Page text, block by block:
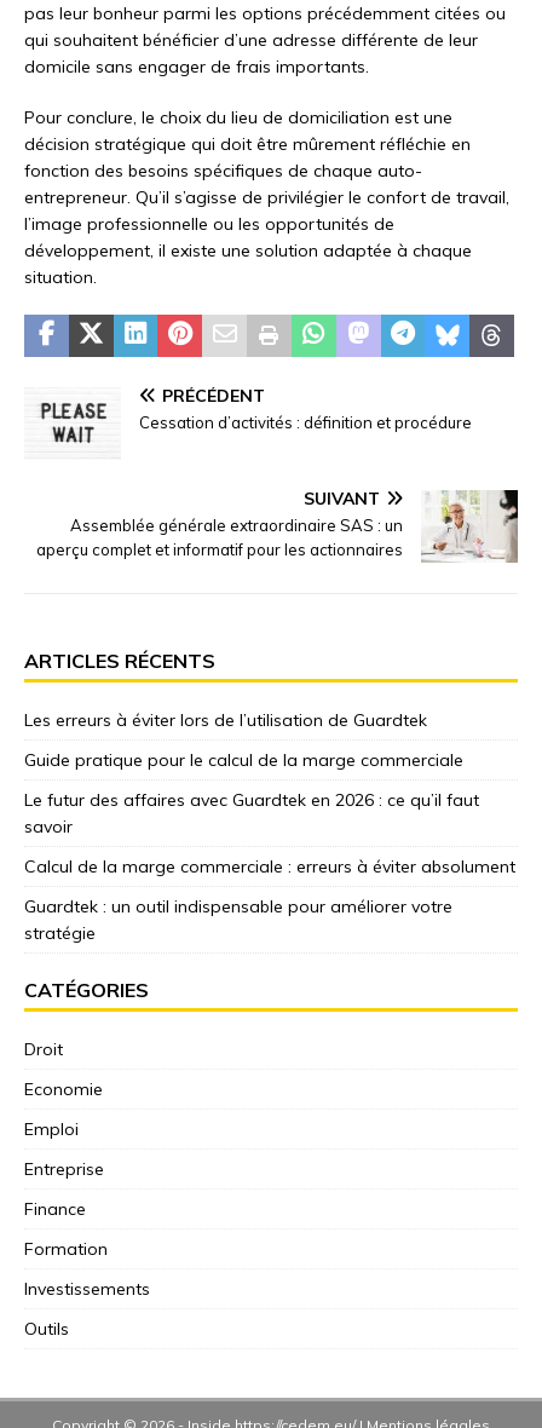
pas leur bonheur parmi les options précédemment citées ou
qui souhaitent bénéficier d’une adresse différente de leur
domicile sans engager de frais importants.
Pour conclure, le choix du lieu de domiciliation est une
décision stratégique qui doit être mûrement réfléchie en
fonction des besoins spécifiques de chaque auto-
entrepreneur. Qu’il s’agisse de privilégier le confort de travail,
l’image professionnelle ou les opportunités de
développement, il existe une solution adaptée à chaque
situation.
PRÉCÉDENT
Cessation d’activités : définition et procédure
SUIVANT
Assemblée générale extraordinaire SAS : un
aperçu complet et informatif pour les actionnaires
ARTICLES RÉCENTS
Les erreurs à éviter lors de l’utilisation de Guardtek
Guide pratique pour le calcul de la marge commerciale
Le futur des affaires avec Guardtek en 2026 : ce qu’il faut
savoir
Calcul de la marge commerciale : erreurs à éviter absolument
Guardtek : un outil indispensable pour améliorer votre
stratégie
CATÉGORIES
Droit
Economie
Emploi
Entreprise
Finance
Formation
Investissements
Outils